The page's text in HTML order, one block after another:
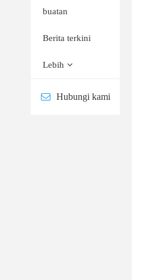
buatan
Berita terkini
Lebih
Hubungi kami